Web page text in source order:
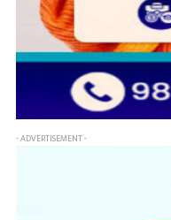
- ADVERTISEMENT -